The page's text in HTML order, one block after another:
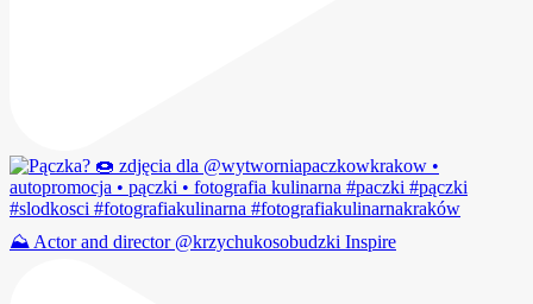
⛰️ Actor and director @krzychukosobudzki Inspire